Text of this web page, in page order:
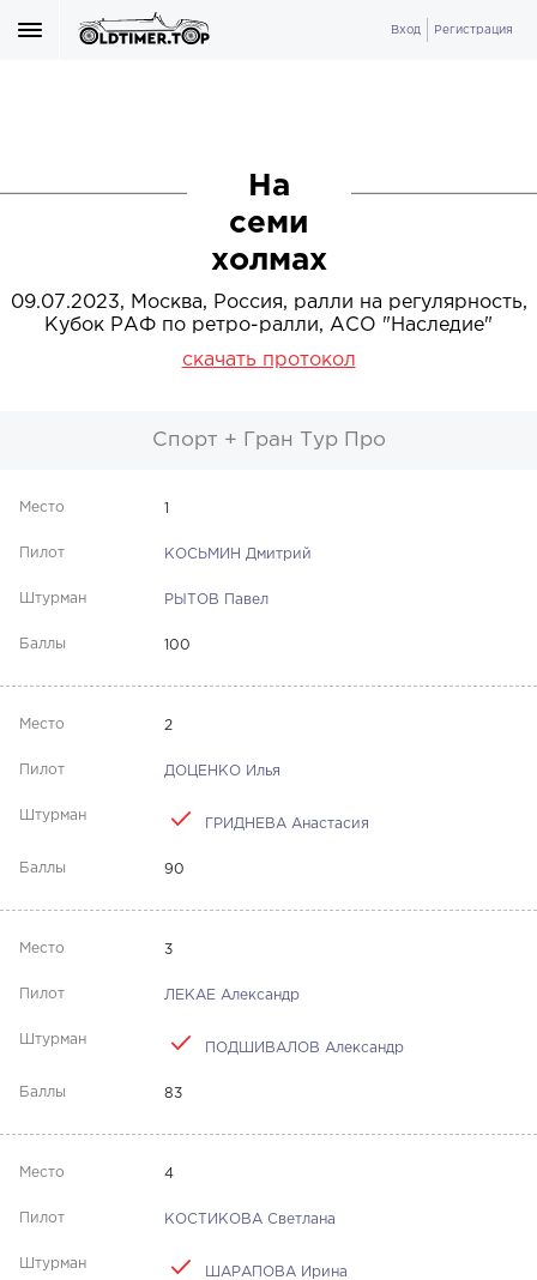
Вход Регистрация
На
семи
холмах
09.07.2023, Москва, Россия, ралли на регулярность,
Кубок РАФ по ретро-ралли, АСО "Наследие"
скачать протокол
Спорт + Гран Тур Про
1
КОСЬМИН Дмитрий
РЫТОВ Павел
100
2
ДОЦЕНКО Илья
ГРИДНЕВА Анастасия
90
3
ЛЕКАЕ Александр
ПОДШИВАЛОВ Александр
83
4
КОСТИКОВА Светлана
ШАРАПОВА Ирина